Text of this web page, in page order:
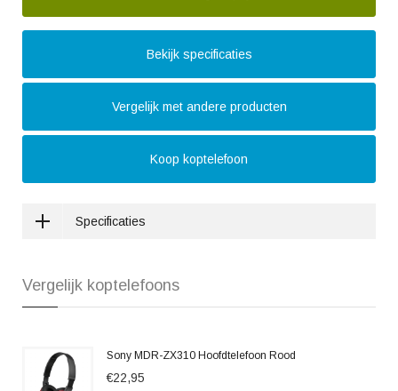
Bekijk specificaties
Vergelijk met andere producten
Koop koptelefoon
Specificaties
Vergelijk koptelefoons
Sony MDR-ZX310 Hoofdtelefoon Rood
€22,95